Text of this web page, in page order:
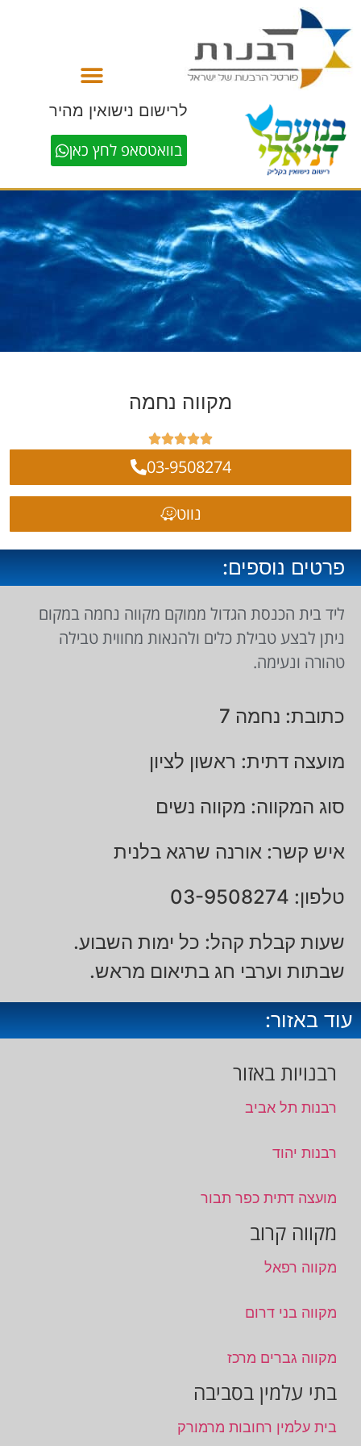
לרישום נישואין מהיר
בוואטסאפ לחץ כאן
מקווה נחמה





03-9508274
נווט
פרטים נוספים:
ליד בית הכנסת הגדול ממוקם מקווה נחמה במקום
ניתן לבצע טבילת כלים ולהנאות מחווית טבילה
טהורה ונעימה.
כתובת: נחמה 7
מועצה דתית: ראשון לציון
סוג המקווה: מקווה נשים
איש קשר: אורנה שרגא בלנית
טלפון: 03-9508274
שעות קבלת קהל: כל ימות השבוע.
שבתות וערבי חג בתיאום מראש.
עוד באזור:
רבנויות באזור
רבנות תל אביב
רבנות יהוד
מועצה דתית כפר תבור
מקווה קרוב
מקווה רפאל
מקווה בני דרום
מקווה גברים מרכז
בתי עלמין בסביבה
בית עלמין רחובות מרמורק